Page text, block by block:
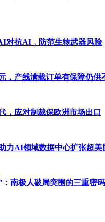
对抗AI，防范生物武器风险
，产线满载订单有保障仍供
，应对制裁保欧洲市场出口
力AI领域数据中心扩张超美
：南极人破局突围的三重密码